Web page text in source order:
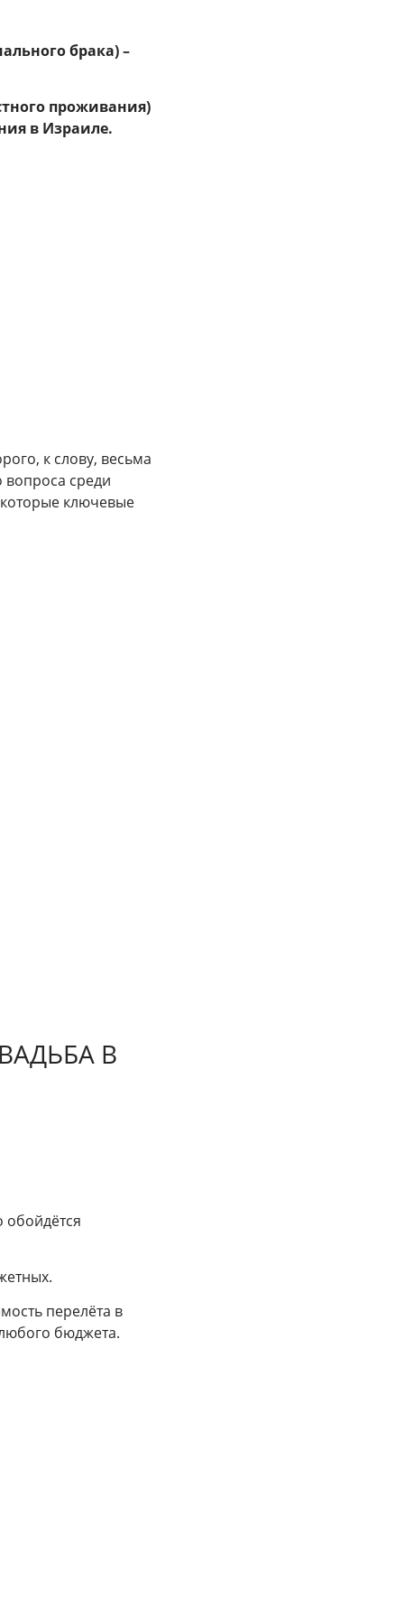
брака) –
проживания)
в Израиле.
к слову, весьма
среди
ключевые
В
перелёта в
бюджета.